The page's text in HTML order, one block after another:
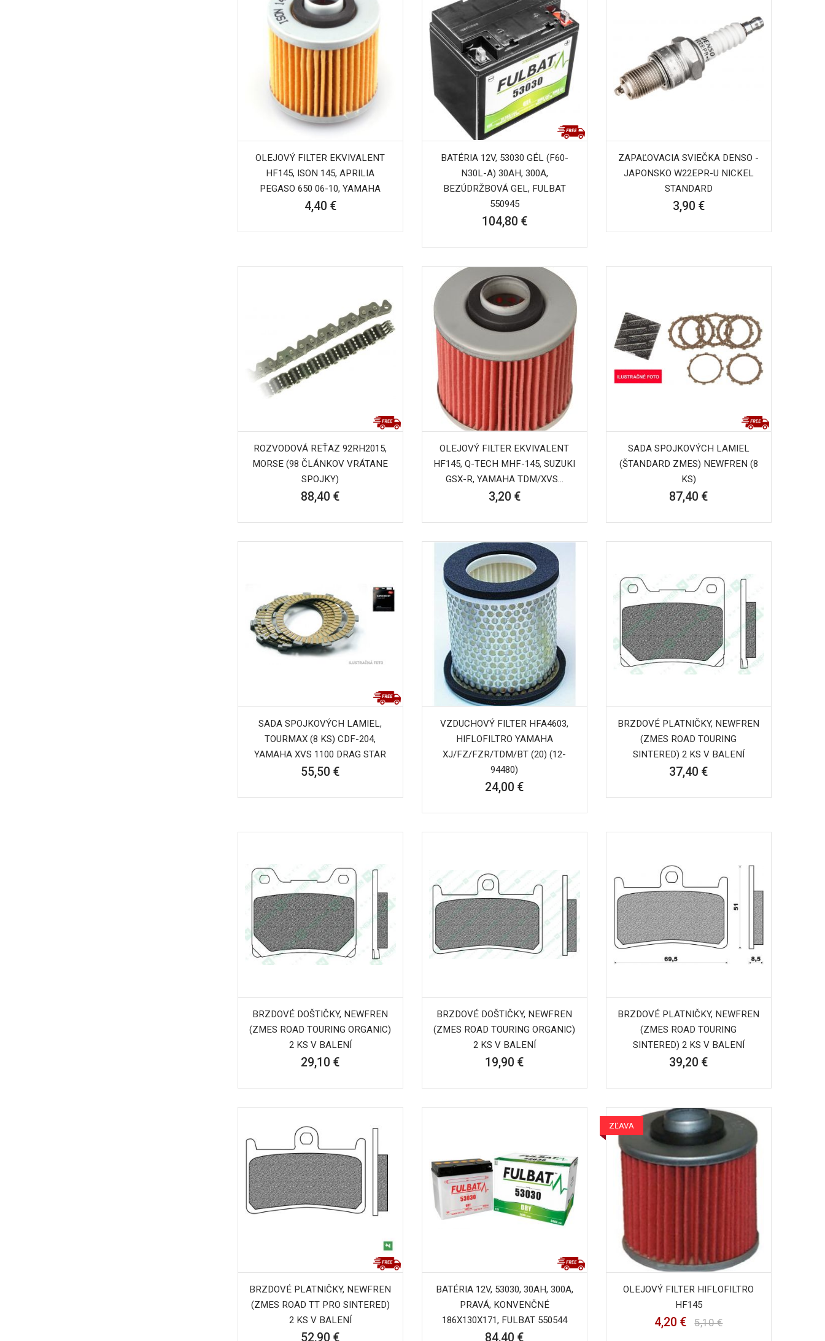
OLEJOVÝ FILTER EKVIVALENT
HF145, ISON 145, APRILIA
PEGASO 650 06-10, YAMAHA
4,40 €
BATÉRIA 12V, 53030 GÉL (F60-
N30L-A) 30AH, 300A,
BEZÚDRŽBOVÁ GEL, FULBAT
550945
104,80 €
ZAPAĽOVACIA SVIEČKA DENSO -
JAPONSKO W22EPR-U NICKEL
STANDARD
3,90 €
ROZVODOVÁ REŤAZ 92RH2015,
MORSE (98 ČLÁNKOV VRÁTANE
SPOJKY)
88,40 €
OLEJOVÝ FILTER EKVIVALENT
HF145, Q-TECH MHF-145, SUZUKI
GSX-R, YAMAHA TDM/XVS...
3,20 €
SADA SPOJKOVÝCH LAMIEL
(ŠTANDARD ZMES) NEWFREN (8
KS)
87,40 €
SADA SPOJKOVÝCH LAMIEL,
TOURMAX (8 KS) CDF-204,
YAMAHA XVS 1100 DRAG STAR
55,50 €
VZDUCHOVÝ FILTER HFA4603,
HIFLOFILTRO YAMAHA
XJ/FZ/FZR/TDM/BT (20) (12-
94480)
24,00 €
BRZDOVÉ PLATNIČKY, NEWFREN
(ZMES ROAD TOURING
SINTERED) 2 KS V BALENÍ
37,40 €
BRZDOVÉ DOŠTIČKY, NEWFREN
(ZMES ROAD TOURING ORGANIC)
2 KS V BALENÍ
29,10 €
BRZDOVÉ DOŠTIČKY, NEWFREN
(ZMES ROAD TOURING ORGANIC)
2 KS V BALENÍ
19,90 €
BRZDOVÉ PLATNIČKY, NEWFREN
(ZMES ROAD TOURING
SINTERED) 2 KS V BALENÍ
39,20 €
BRZDOVÉ PLATNIČKY, NEWFREN
(ZMES ROAD TT PRO SINTERED)
2 KS V BALENÍ
52,90 €
BATÉRIA 12V, 53030, 30AH, 300A,
PRAVÁ, KONVENČNÉ
186X130X171, FULBAT 550544
84,40 €
ZĽAVA
OLEJOVÝ FILTER HIFLOFILTRO
HF145
4,20 € 5,10 €